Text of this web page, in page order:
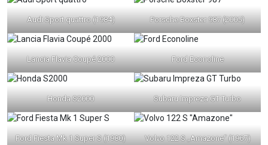
Audi Sport quattro (1984) Porsche Boxster 987 (2005)
Lancia Flavia Coupé 2000 Ford Econoline
Honda S2000 Subaru Impreza GT Turbo
Ford Fiesta Mk 1 Super S (1980) Volvo 122 S „Amazone“ (1967)